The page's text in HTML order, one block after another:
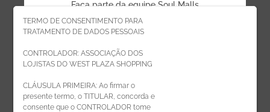
TERMO DE CONSENTIMENTO PARA
TRATAMENTO DE DADOS PESSOAIS
CONTROLADOR: ASSOCIAÇÃO DOS
LOJISTAS DO WEST PLAZA SHOPPING
CLÁUSULA PRIMEIRA: Ao firmar o
presente termo, o TITULAR, concorda e
consente que o CONTROLADOR tome
Faça parte da equipe Soul Malls
Faça parte da equipe West Plaza
Politica de privacidade
Código de Ética de Parceiros